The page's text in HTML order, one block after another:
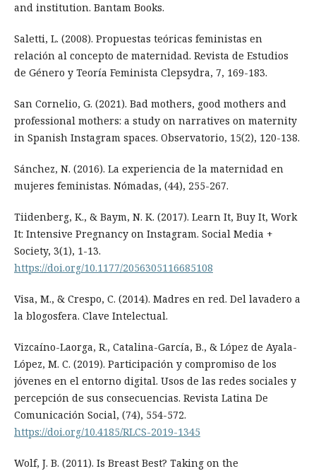
and institution. Bantam Books.
Saletti, L. (2008). Propuestas teóricas feministas en
relación al concepto de maternidad. Revista de Estudios
de Género y Teoría Feminista Clepsydra, 7, 169-183.
San Cornelio, G. (2021). Bad mothers, good mothers and
professional mothers: a study on narratives on maternity
in Spanish Instagram spaces. Observatorio, 15(2), 120-138.
Sánchez, N. (2016). La experiencia de la maternidad en
mujeres feministas. Nómadas, (44), 255-267.
Tiidenberg, K., & Baym, N. K. (2017). Learn It, Buy It, Work
It: Intensive Pregnancy on Instagram. Social Media +
Society, 3(1), 1-13.
https://doi.org/10.1177/2056305116685108
Visa, M., & Crespo, C. (2014). Madres en red. Del lavadero a
la blogosfera. Clave Intelectual.
Vizcaíno-Laorga, R., Catalina-García, B., & López de Ayala-
López, M. C. (2019). Participación y compromiso de los
jóvenes en el entorno digital. Usos de las redes sociales y
percepción de sus consecuencias. Revista Latina De
Comunicación Social, (74), 554-572.
https://doi.org/10.4185/RLCS-2019-1345
Wolf, J. B. (2011). Is Breast Best? Taking on the